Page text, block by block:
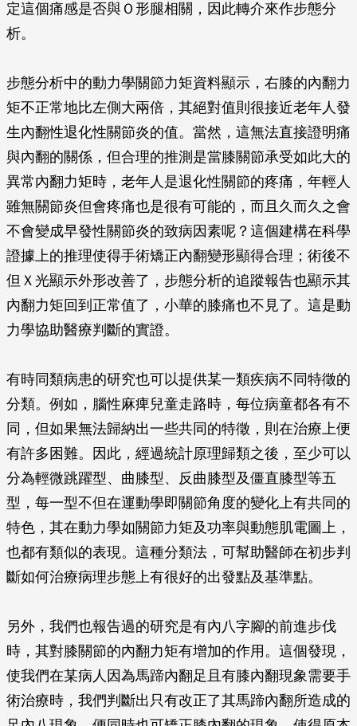
定這個痛感是否與Ｏ形腿相關，因此轉介來作步態分
析。
步態分析中的動力學關節力矩資料顯示，右膝的內翻力
矩不正常地比左側大兩倍，其絕對值則很接近老年人發
生內翻性退化性關節炎的值。當然，這無法直接證明痛
與內翻的關係，但合理的推測是當膝關節承受如此大的
異常內翻力矩時，老年人是退化性關節的疼痛，年輕人
雖無關節炎但會疼痛也是很有可能的，而且久而久之會
不會變成早發性關節炎的致病因素呢？這個建構在科學
證據上的推理使得手術矯正內翻變形顯得合理；術後不
但Ｘ光顯示外形改善了，步態分析的追蹤報告也顯示其
內翻力矩回到正常值了，小華的膝痛也不見了。這是動
力學協助醫療判斷的實證。
有時同類病患的研究也可以提供某一類疾病不同特徵的
分類。例如，腦性麻痺兒童走路時，每位病童都各有不
同，但如果無法歸納出一些共同的特徵，則在治療上便
有許多困難。因此，經過統計原理歸類之後，至少可以
分為輕微跳躍型、曲膝型、反曲膝型及僵直膝型等五
型，每一型不但在運動學即關節角度的變化上有共同的
特色，其在動力學如關節力矩及功率與動態肌電圖上，
也都有類似的表現。這種分類法，可幫助醫師在初步判
斷如何治療病理步態上有很好的出發點及基準點。
另外，我們也報告過的研究是有內八字腳的前進步伐
時，其對膝關節的內翻力矩有增加的作用。這個發現，
使我們在某病人因為馬蹄內翻足且有膝內翻現象需要手
術治療時，我們判斷出只有改正了其馬蹄內翻所造成的